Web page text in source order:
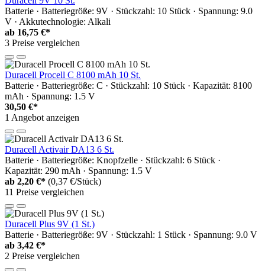
Batterie · Batteriegröße: 9V · Stückzahl: 10 Stück · Spannung: 9.0
V · Akkutechnologie: Alkali
ab 16,75 €*
3 Preise vergleichen
Duracell Procell C 8100 mAh 10 St.
Batterie · Batteriegröße: C · Stückzahl: 10 Stück · Kapazität: 8100
mAh · Spannung: 1.5 V
30,50 €*
1 Angebot anzeigen
Duracell Activair DA13 6 St.
Batterie · Batteriegröße: Knopfzelle · Stückzahl: 6 Stück ·
Kapazität: 290 mAh · Spannung: 1.5 V
ab 2,20 €* (0,37 €/Stück)
11 Preise vergleichen
Duracell Plus 9V (1 St.)
Batterie · Batteriegröße: 9V · Stückzahl: 1 Stück · Spannung: 9.0 V
ab 3,42 €*
2 Preise vergleichen